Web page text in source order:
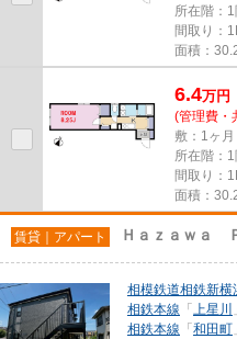
所在階：
間取り：
面積：
6.4万円
(管理費・
敷：1ヶ
所在階：
間取り：
面積：
賃貸｜アパート Ｈａｚａｗａ
相模鉄道相鉄新横
相鉄本線 「 上星川
相鉄本線 「 和田町